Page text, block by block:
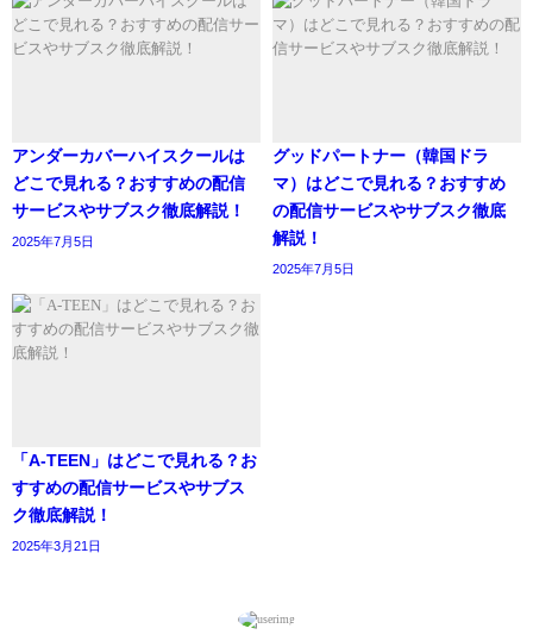
アンダーカバーハイスクールは
どこで見れる？おすすめの配信
サービスやサブスク徹底解説！
2025年7月5日
グッドパートナー（韓国ドラ
マ）はどこで見れる？おすすめ
の配信サービスやサブスク徹底
解説！
2025年7月5日
「A-TEEN」はどこで見れる？お
すすめの配信サービスやサブス
ク徹底解説！
2025年3月21日